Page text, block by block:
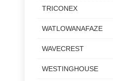
TRICONEX
WATLOWANAFAZE
WAVECREST
WESTINGHOUSE